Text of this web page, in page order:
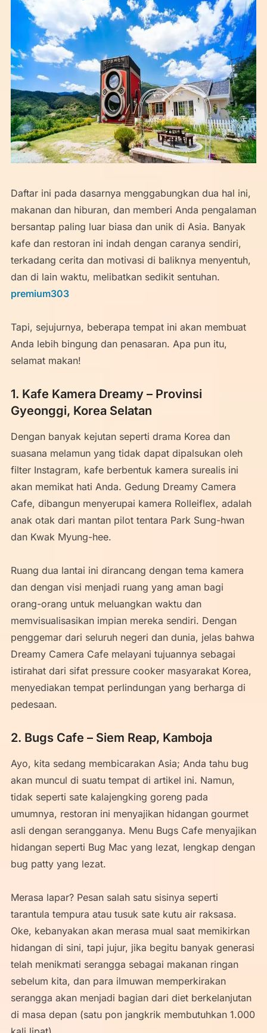
Daftar ini pada dasarnya menggabungkan dua hal ini,
makanan dan hiburan, dan memberi Anda pengalaman
bersantap paling luar biasa dan unik di Asia. Banyak
kafe dan restoran ini indah dengan caranya sendiri,
terkadang cerita dan motivasi di baliknya menyentuh,
dan di lain waktu, melibatkan sedikit sentuhan.
premium303
Tapi, sejujurnya, beberapa tempat ini akan membuat
Anda lebih bingung dan penasaran. Apa pun itu,
selamat makan!
1. Kafe Kamera Dreamy – Provinsi
Gyeonggi, Korea Selatan
Dengan banyak kejutan seperti drama Korea dan
suasana melamun yang tidak dapat dipalsukan oleh
filter Instagram, kafe berbentuk kamera surealis ini
akan memikat hati Anda. Gedung Dreamy Camera
Cafe, dibangun menyerupai kamera Rolleiflex, adalah
anak otak dari mantan pilot tentara Park Sung-hwan
dan Kwak Myung-hee.
Ruang dua lantai ini dirancang dengan tema kamera
dan dengan visi menjadi ruang yang aman bagi
orang-orang untuk meluangkan waktu dan
memvisualisasikan impian mereka sendiri. Dengan
penggemar dari seluruh negeri dan dunia, jelas bahwa
Dreamy Camera Cafe melayani tujuannya sebagai
istirahat dari sifat pressure cooker masyarakat Korea,
menyediakan tempat perlindungan yang berharga di
pedesaan.
2. Bugs Cafe – Siem Reap, Kamboja
Ayo, kita sedang membicarakan Asia; Anda tahu bug
akan muncul di suatu tempat di artikel ini. Namun,
tidak seperti sate kalajengking goreng pada
umumnya, restoran ini menyajikan hidangan gourmet
asli dengan serangganya. Menu Bugs Cafe menyajikan
hidangan seperti Bug Mac yang lezat, lengkap dengan
bug patty yang lezat.
Merasa lapar? Pesan salah satu sisinya seperti
tarantula tempura atau tusuk sate kutu air raksasa.
Oke, kebanyakan akan merasa mual saat memikirkan
hidangan di sini, tapi jujur, jika begitu banyak generasi
telah menikmati serangga sebagai makanan ringan
sebelum kita, dan para ilmuwan memperkirakan
serangga akan menjadi bagian dari diet berkelanjutan
di masa depan (satu pon jangkrik membutuhkan 1.000